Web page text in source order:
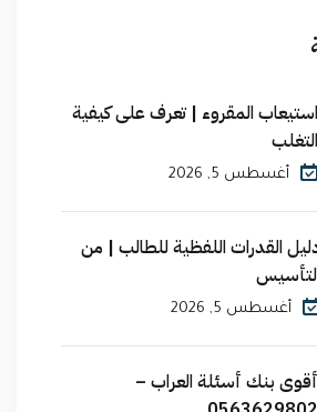
استيعاب المقروء | تعرف على كيفية
التغلب
أغسطس 5, 2026
القدرات اللفظية للطالب | من
أغسطس 5, 2026
أقوى بنك أسئلة العراب –